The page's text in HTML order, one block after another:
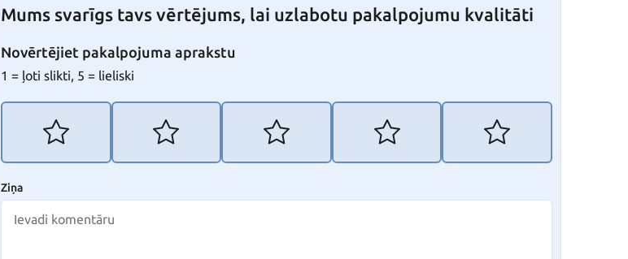
Mums svarīgs tavs vērtējums, lai uzlabotu pakalpojumu kvalitāti
Novērtējiet pakalpojuma aprakstu
1 = ļoti slikti, 5 = lieliski
Ziņa